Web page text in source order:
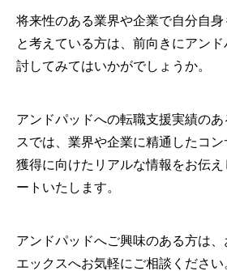
将来性のある業界や企業で自分自
と考えている方は、前向きにアン
討してみてはいかがでしょうか。
アンドパッドへの転職支援実績の
スでは、業界や企業に精通したコ
獲得に向けたリアルな情報をお伝
ートいたします。
アンドパッドへご興味のある方は、
エックスへお気軽にご相談ください